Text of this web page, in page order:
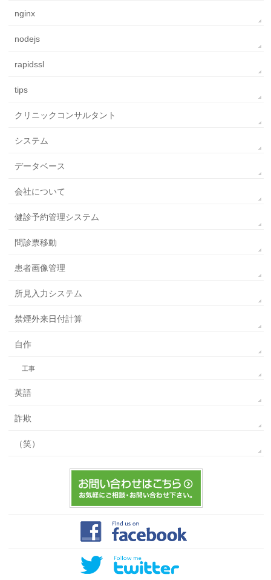
nginx
nodejs
rapidssl
tips
クリニックコンサルタント
システム
データベース
会社について
健診予約管理システム
問診票移動
患者画像管理
所見入力システム
禁煙外来日付計算
自作
工事
英語
詐欺
（笑）